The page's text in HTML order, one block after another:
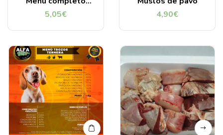
ternera 1kg
5,05€
4,90€